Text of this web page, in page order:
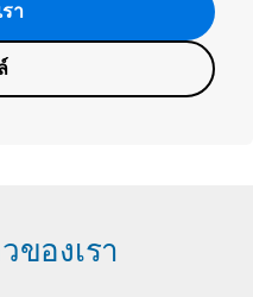
า
ของเรา